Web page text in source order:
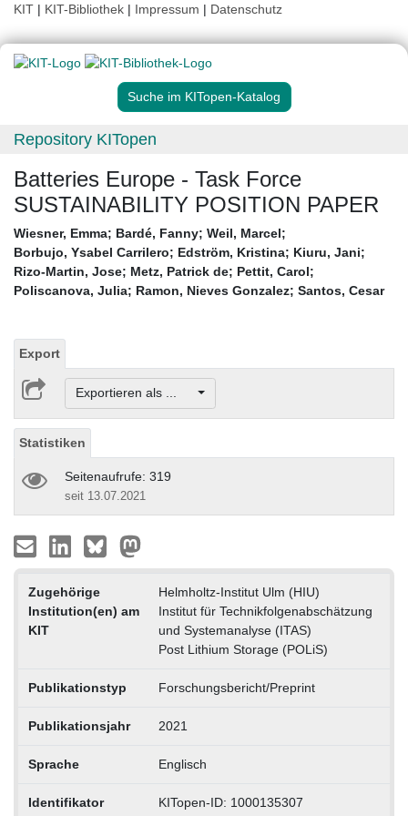
KIT | KIT-Bibliothek | Impressum | Datenschutz
Suche im KITopen-Katalog
Repository KITopen
Batteries Europe - Task Force
SUSTAINABILITY POSITION PAPER
Wiesner, Emma; Bardé, Fanny; Weil, Marcel;
Borbujo, Ysabel Carrilero; Edström, Kristina; Kiuru, Jani;
Rizo-Martin, Jose; Metz, Patrick de; Pettit, Carol;
Poliscanova, Julia; Ramon, Nieves Gonzalez; Santos, Cesar
Export
Exportieren als ...
Statistiken
Seitenaufrufe: 319
seit 13.07.2021
Zugehörige
Institution(en) am
KIT
Helmholtz-Institut Ulm (HIU)
Institut für Technikfolgenabschätzung
und Systemanalyse (ITAS)
Post Lithium Storage (POLiS)
Publikationstyp Forschungsbericht/Preprint
Publikationsjahr 2021
Sprache Englisch
Identifikator KITopen-ID: 1000135307